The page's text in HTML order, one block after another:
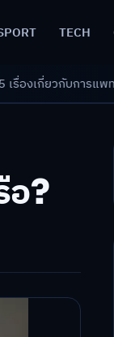
TECH
ย์ที่ควรรู้/ดอกเบี้ยข
อ?